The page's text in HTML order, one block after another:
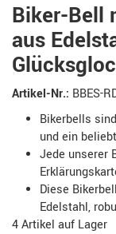
Biker-Bell
aus
Artikel-Nr.: BBES-
Bikerbells
und ein
Jede unserer
Diese
Edelstahl,
4Artikel